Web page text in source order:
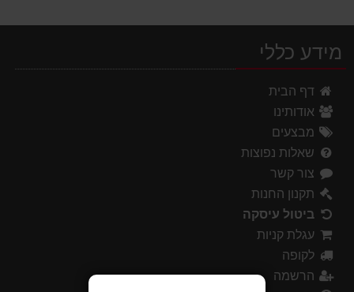
מידע כללי
דף הבית
אודותינו
מבצעים
שאלות נפוצות
צור קשר
תקנון החנות
ביטול עיסקה
עגלת קניות
לקופה
הרשמה